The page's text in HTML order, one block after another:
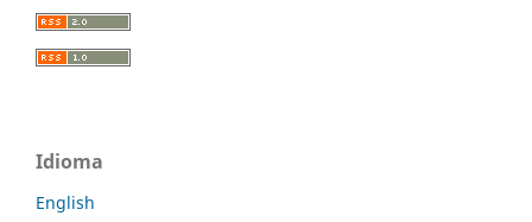
Idioma
English